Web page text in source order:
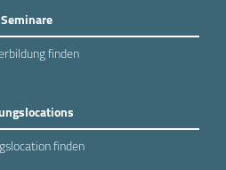
Seminare
finden
finden